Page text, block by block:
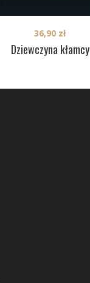
Dziewczyna kłamcy
36,90 zł